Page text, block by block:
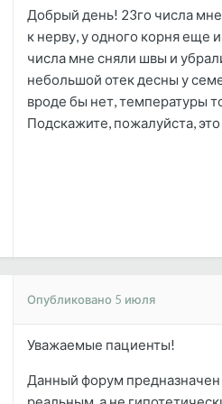
Добрый день! 23го числа
к нерву, у одного корня еще
числа мне сняли швы и
небольшой отек десны у
вроде бы нет, температуры
Подскажите, пожалуйста,
Опубликовано 5 июля
Уважаемые пациенты!
Данный форум